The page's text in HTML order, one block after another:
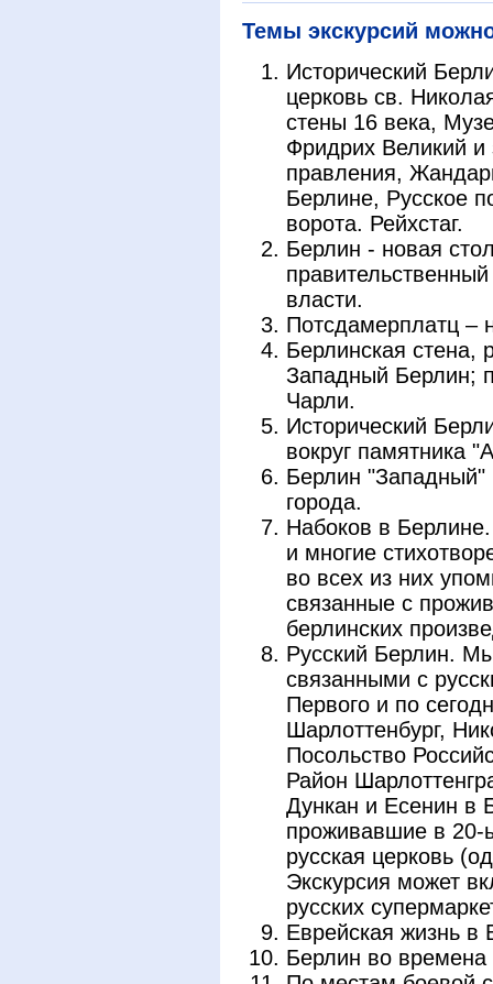
Темы экскурсий
Исторический
церковь св.
стены 16 века,
Фридрих Великий и
правления,
Берлине, Русское
ворота. Рейхстаг.
Берлин - новая
власти.
Потсдамерплатц –
Берлинская стена,
Западный Берлин;
Чарли.
Исторический
вокруг памятника
Берлин "Западный"
города.
Набоков в
и многие
во всех из них
связанные с
берлинских
Русский Берлин.
связанными с
Первого и по
Шарлоттенбург,
Посольство
Район
Дункан и Есенин в
проживавшие в
русская церковь
Экскурсия может
русских
Еврейская жизнь в
Берлин во